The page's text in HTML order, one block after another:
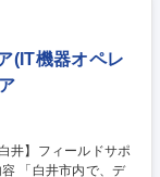
(IT機器オペレ